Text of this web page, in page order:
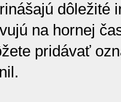
dôležité
na hornej
pridávať